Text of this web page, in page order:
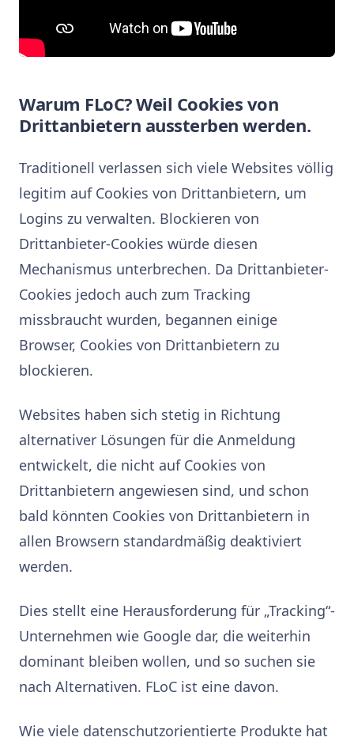
Warum FLoC? Weil Cookies von
Drittanbietern aussterben werden.
Traditionell verlassen sich viele Websites völlig
legitim auf Cookies von Drittanbietern, um
Logins zu verwalten. Blockieren von
Drittanbieter-Cookies würde diesen
Mechanismus unterbrechen. Da Drittanbieter-
Cookies jedoch auch zum Tracking
missbraucht wurden, begannen einige
Browser, Cookies von Drittanbietern zu
blockieren.
Websites haben sich stetig in Richtung
alternativer Lösungen für die Anmeldung
entwickelt, die nicht auf Cookies von
Drittanbietern angewiesen sind, und schon
bald könnten Cookies von Drittanbietern in
allen Browsern standardmäßig deaktiviert
werden.
Dies stellt eine Herausforderung für „Tracking“-
Unternehmen wie Google dar, die weiterhin
dominant bleiben wollen, und so suchen sie
nach Alternativen. FLoC ist eine davon.
Wie viele datenschutzorientierte Produkte hat